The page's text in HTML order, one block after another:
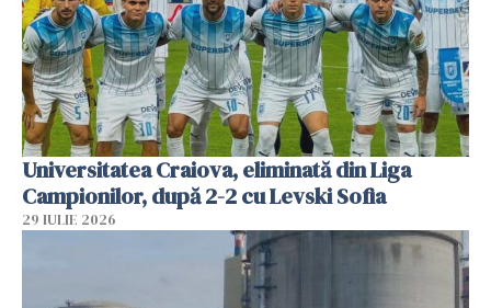
Universitatea Craiova, eliminată din Liga
Campionilor, după 2-2 cu Levski Sofia
29 IULIE 2026